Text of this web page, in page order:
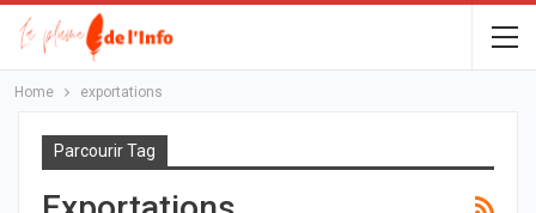
Home exportations
Parcourir Tag